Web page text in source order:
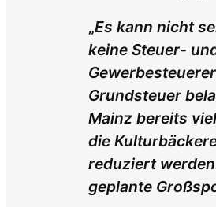
„Es kann nicht
keine Steuer-
Grundsteuer
Mainz bereits
die
reduziert
geplante